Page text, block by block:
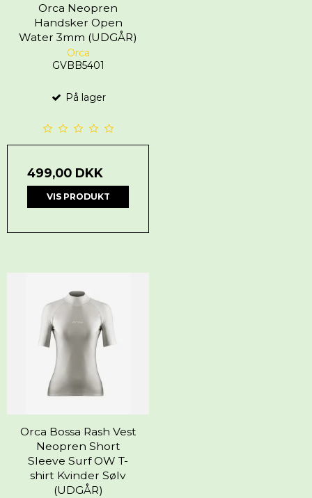
Orca Neopren
Handsker Open
Water 3mm (UDGÅR)
Orca
GVBB5401
På lager
499,00 DKK
VIS PRODUKT
Orca Bossa Rash Vest
Neopren Short
Sleeve Surf OW T-
shirt Kvinder Sølv
(UDGÅR)